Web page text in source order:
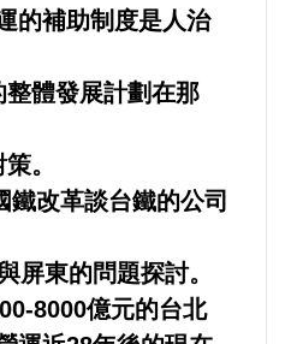
的補助制度是人治
體發展計劃在那
。
鐵改革談台鐵的公司
屏東的問題探討。
8000億元的台北